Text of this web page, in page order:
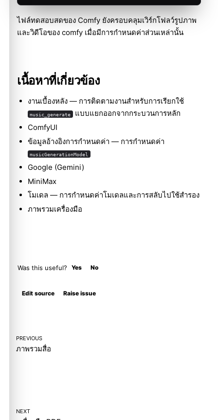
ไฟล์ทดสอบสดของ Comfy ยังครอบคลุมเวิร์กโฟลว์รูปภาพ
และวิดีโอของ comfy เมื่อมีการกำหนดค่าส่วนเหล่านั้น
เนื้อหาที่เกี่ยวข้อง
งานเบื้องหลัง— การติดตามงานสำหรับการเรียกใช้
music_generate
แบบแยกออกจากกระบวนการหลัก
ComfyUI
ข้อมูลอ้างอิงการกำหนดค่า — การกำหนดค่า
musicGenerationModel
Google (Gemini)
MiniMax
โมเดล — การกำหนดค่าโมเดลและการสลับไปใช้สำรอง
ภาพรวมเครื่องมือ
Was this useful? Yes No
Edit source Raise issue
PREVIOUS
ภาพรวมสื่อ
NEXT